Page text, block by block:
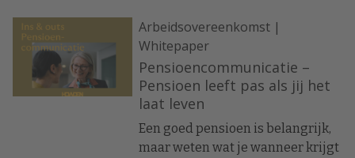
bestieren, kan ze werknemers wel
informeren en mogelijk
onzekerheden wegnemen.
Arbeidsovereenkomst |
Whitepaper
Pensioencommunicatie –
Pensioen leeft pas als jij het
laat leven
Een goed pensioen is belangrijk,
maar weten wat je wanneer krijgt